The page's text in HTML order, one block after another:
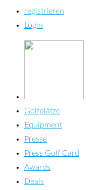
registrieren
Login
Golfplätze
Equipment
Presse
Press Golf Card
Awards
Deals